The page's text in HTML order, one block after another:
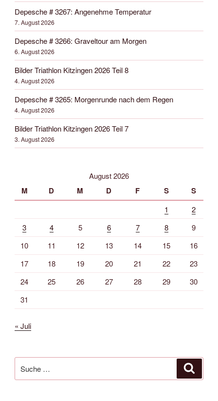
Depesche # 3267: Angenehme Temperatur
7. August 2026
Depesche # 3266: Graveltour am Morgen
6. August 2026
Bilder Triathlon Kitzingen 2026 Teil 8
4. August 2026
Depesche # 3265: Morgenrunde nach dem Regen
4. August 2026
Bilder Triathlon Kitzingen 2026 Teil 7
3. August 2026
August 2026
M D M D F S S
1
2
3
4 5 6 7 8
9
10
11 12 13 14 15
16
17
18 19 20 21 22
23
24
25 26 27 28 29
30
31
« Juli
nach: